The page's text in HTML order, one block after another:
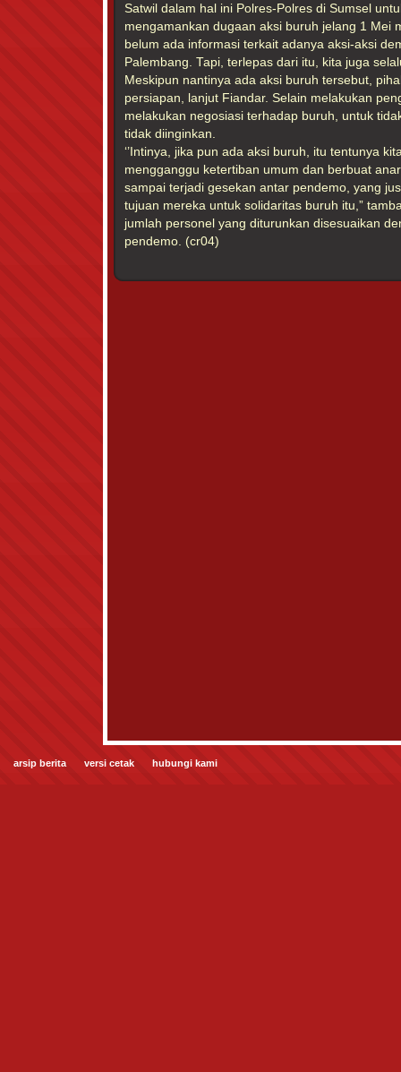
Satwil dalam hal ini Polres-Polres di Sumsel
mengamankan dugaan aksi buruh jelang 1 Mei
belum ada informasi terkait adanya aksi-aksi
Palembang. Tapi, terlepas dari itu, kita juga
Meskipun nantinya ada aksi buruh tersebut,
persiapan, lanjut Fiandar. Selain melakukan
melakukan negosiasi terhadap buruh, untuk
tidak diinginkan.
‘’Intinya, jika pun ada aksi buruh, itu tentunya
mengganggu ketertiban umum dan berbuat
sampai terjadi gesekan antar pendemo, yang
tujuan mereka untuk solidaritas buruh itu,”
jumlah personel yang diturunkan disesuaikan
pendemo. (cr04)
arsip berita versi cetak hubungi kami